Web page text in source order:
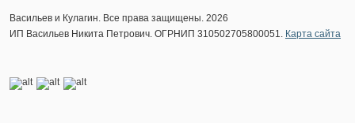
Васильев и Кулагин. Все права защищены. 2026
ИП Васильев Никита Петрович. ОГРНИП 310502705800051. Карта сайта